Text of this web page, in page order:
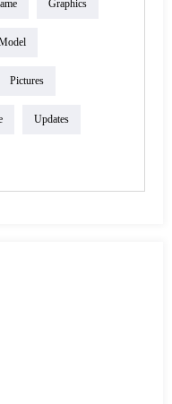
Graphics
Pictures
Updates